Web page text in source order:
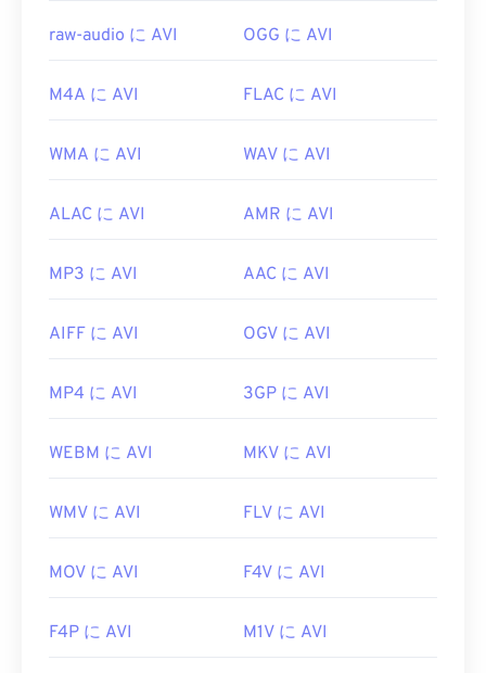
raw-audio に AVI OGG に AVI
M4A に AVI FLAC に AVI
WMA に AVI WAV に AVI
ALAC に AVI AMR に AVI
MP3 に AVI AAC に AVI
AIFF に AVI OGV に AVI
MP4 に AVI 3GP に AVI
WEBM に AVI MKV に AVI
WMV に AVI FLV に AVI
MOV に AVI F4V に AVI
F4P に AVI M1V に AVI